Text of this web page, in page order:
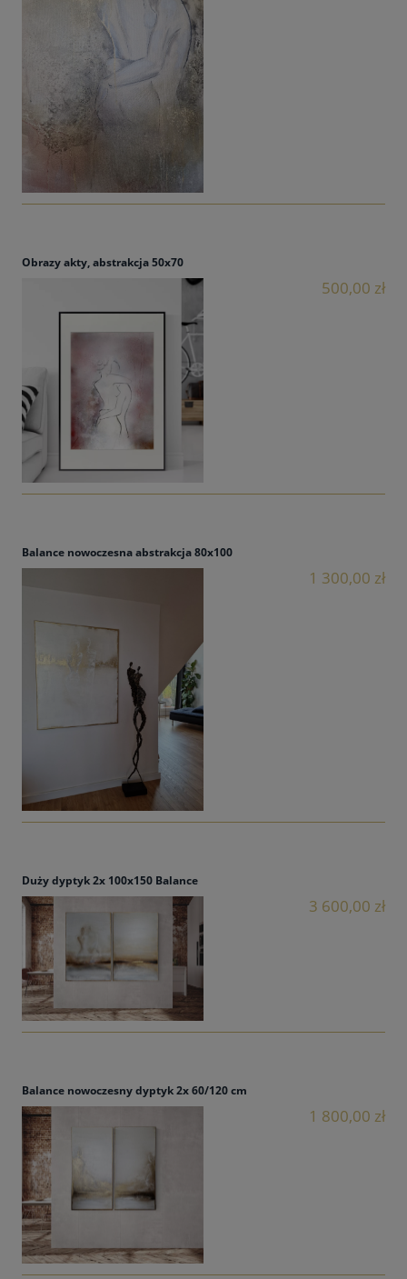
Obrazy akty, abstrakcja 50x70
500,00 zł
Balance nowoczesna abstrakcja 80x100
1 300,00 zł
Duży dyptyk 2x 100x150 Balance
3 600,00 zł
Balance nowoczesny dyptyk 2x 60/120 cm
1 800,00 zł